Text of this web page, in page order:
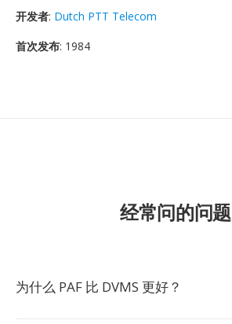
开发者: Dutch PTT Telecom
首次发布: 1984
经常问的问题
为什么 PAF 比 DVMS 更好？